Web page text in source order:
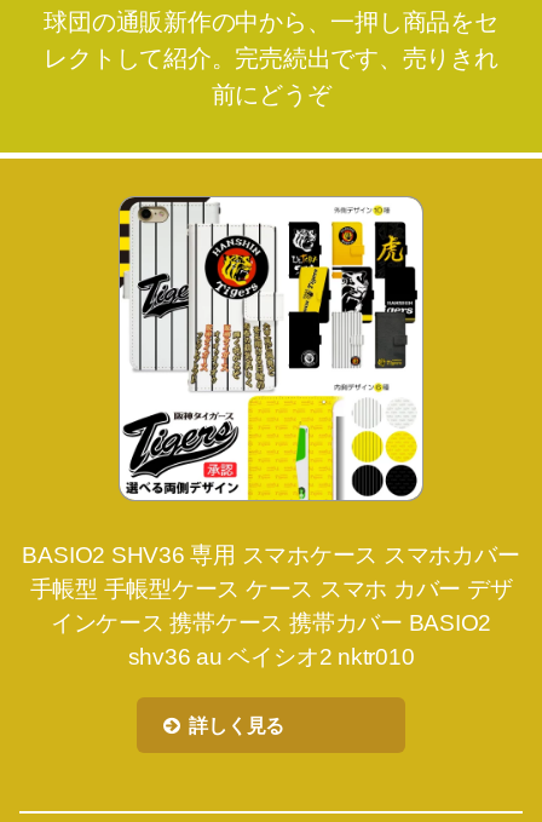
球団の通販新作の中から、一押し商品をセ
レクトして紹介。完売続出です、売りきれ
前にどうぞ
BASIO2 SHV36 専用 スマホケース スマホカバー
手帳型 手帳型ケース ケース スマホ カバー デザ
インケース 携帯ケース 携帯カバー BASIO2
shv36 au ベイシオ2 nktr010
詳しく見る